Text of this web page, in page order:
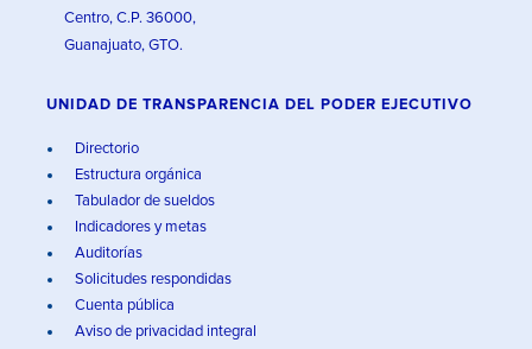
Centro, C.P. 36000,
Guanajuato, GTO.
UNIDAD DE TRANSPARENCIA DEL PODER EJECUTIVO
Directorio
Estructura orgánica
Tabulador de sueldos
Indicadores y metas
Auditorías
Solicitudes respondidas
Cuenta pública
Aviso de privacidad integral